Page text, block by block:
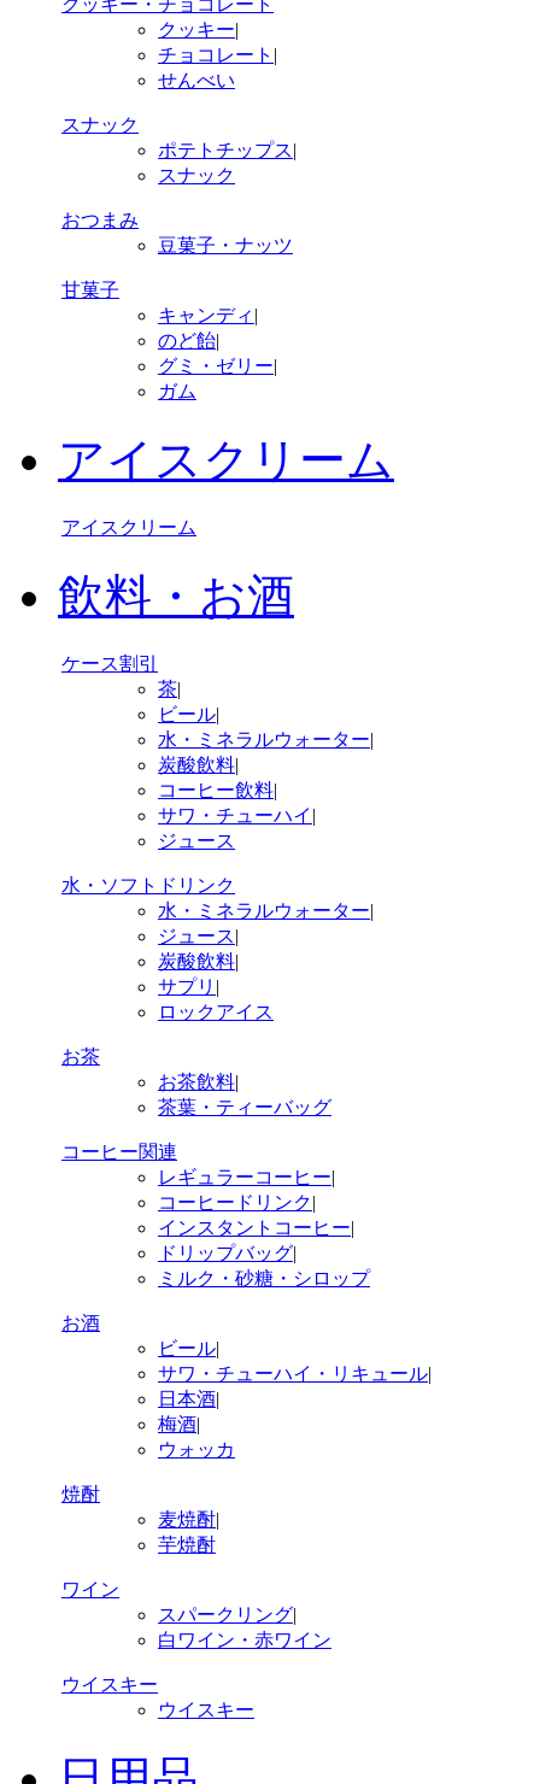
クッキー|
チョコレート |
せんべい
スナック
ポテトチップス|
スナック
おつまみ
豆菓子・ナッツ
甘菓子
キャンディ |
のど飴|
グミ・ゼリー|
ガム
アイスクリーム
アイスクリーム
飲料・お酒
ケース割引
茶|
ビール|
水・ミネラルウォーター|
炭酸飲料|
コーヒー飲料|
サワ・チューハイ |
ジュース
水・ソフトドリンク
水・ミネラルウォーター|
ジュース|
炭酸飲料|
サプリ |
ロックアイス
お茶
お茶飲料|
茶葉・ティーバッグ
コーヒー関連
レギュラーコーヒー|
コーヒードリンク|
インスタントコーヒー|
ドリップバッグ|
ミルク・砂糖・シロップ
お酒
ビール|
サワ・チューハイ・リキュール|
日本酒|
梅酒|
ウォッカ
焼酎
麦焼酎|
芋焼酎
ワイン
スパークリング|
白ワイン・赤ワイン
ウイスキー
ウイスキー